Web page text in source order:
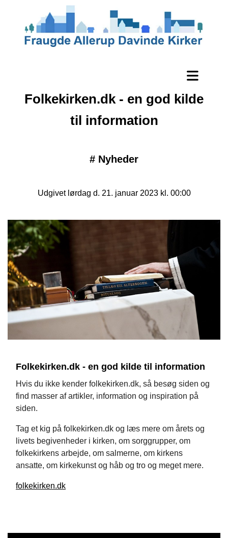
Folkekirken.dk - en god kilde
til information
# Nyheder
Udgivet lørdag d. 21. januar 2023 kl. 00:00
Folkekirken.dk - en god kilde til information
Hvis du ikke kender folkekirken.dk, så besøg siden og
find masser af artikler, information og inspiration på
siden.
Tag et kig på folkekirken.dk og læs mere om årets og
livets begivenheder i kirken, om sorggrupper, om
folkekirkens arbejde, om salmerne, om kirkens
ansatte, om kirkekunst og håb og tro og meget mere.
folkekirken.dk